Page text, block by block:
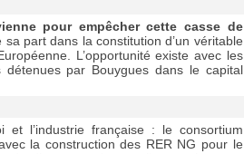
pour empêcher cette casse de
part dans la constitution d’un véritable
L’opportunité existe avec les
détenues par Bouygues dans le capital
et l’industrie française : le consortium
la construction des RER NG pour le